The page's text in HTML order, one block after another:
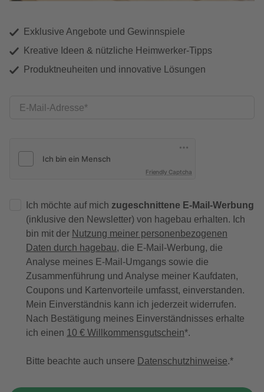
Exklusive Angebote und Gewinnspiele
Kreative Ideen & nützliche Heimwerker-Tipps
Produktneuheiten und innovative Lösungen
E-Mail-Adresse
Friendly Captcha
Ich möchte auf mich zugeschnittene E-Mail-Werbung
(inklusive den Newsletter) von hagebau erhalten. Ich
bin mit der Nutzung meiner personenbezogenen
Daten durch hagebau, die E-Mail-Werbung, die
Analyse meines E-Mail-Umgangs sowie die
Zusammenführung und Analyse meiner Kaufdaten,
Coupons und Kartenvorteile umfasst, einverstanden.
Mein Einverständnis kann ich jederzeit widerrufen.
Nach Bestätigung meines Einverständnisses erhalte
ich einen 10 € Willkommensgutschein*.
Bitte beachte auch unsere Datenschutzhinweise.